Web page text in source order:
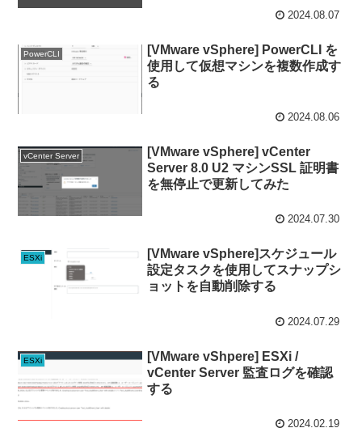
2024.08.07
PowerCLI
[VMware vSphere] PowerCLI を
使用して仮想マシンを複数作成す
る
2024.08.06
vCenter Server
[VMware vSphere] vCenter
Server 8.0 U2 マシンSSL 証明書
を無停止で更新してみた
2024.07.30
ESXi
[VMware vSphere]スケジュール
設定タスクを使用してスナップシ
ョットを自動削除する
2024.07.29
ESXi
[VMware vShpere] ESXi /
vCenter Server 監査ログを確認
する
2024.02.19